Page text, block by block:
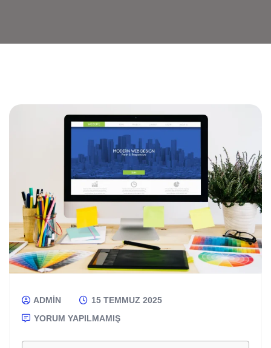
ADMIN
15 TEMMUZ 2025
YORUM YAPILMAMIŞ